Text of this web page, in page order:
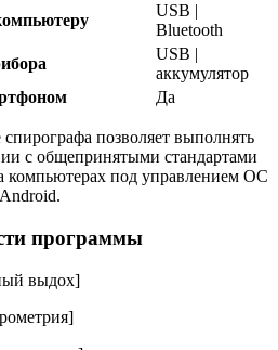
USB |
Bluetooth
USB |
аккумулятор
Да
позволяет выполнять
с общепринятыми стандартами
компьютерах под управлением ОС
программы
выдох]